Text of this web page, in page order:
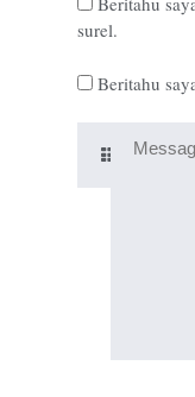
surel.
Beritahu